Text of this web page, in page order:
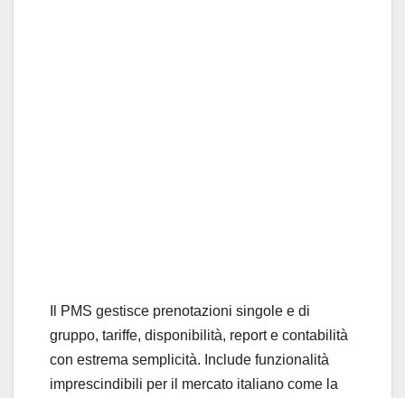
Il PMS gestisce prenotazioni singole e di
gruppo, tariffe, disponibilità, report e contabilità
con estrema semplicità. Include funzionalità
imprescindibili per il mercato italiano come la